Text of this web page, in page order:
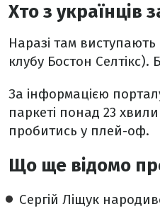
Хто з українців
Наразі там
клубу Бостон
За інформацією
паркеті понад 23
пробитись у плей-оф.
Що ще відомо
Сергій Ліщук